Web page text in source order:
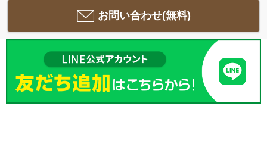
お問い合わせ(無料)